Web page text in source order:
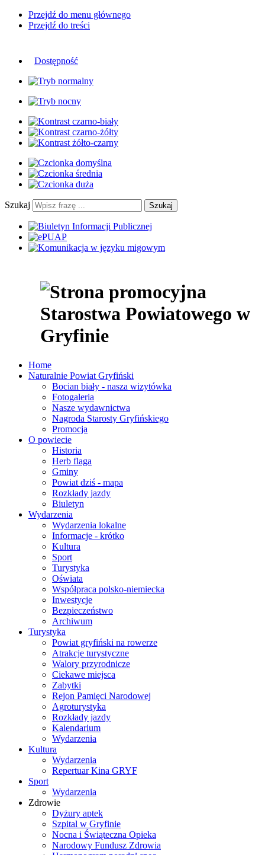
Przejdź do menu głównego
Przejdź do treści
Dostępność
Szukaj Szukaj
Home
Naturalnie Powiat Gryfiński
Bocian biały - nasza wizytówka
Fotogaleria
Nasze wydawnictwa
Nagroda Starosty Gryfińskiego
Promocja
O powiecie
Historia
Herb flaga
Gminy
Powiat dziś - mapa
Rozkłady jazdy
Biuletyn
Wydarzenia
Wydarzenia lokalne
Informacje - krótko
Kultura
Sport
Turystyka
Oświata
Współpraca polsko-niemiecka
Inwestycje
Bezpieczeństwo
Archiwum
Turystyka
Powiat gryfiński na rowerze
Atrakcje turystyczne
Walory przyrodnicze
Ciekawe miejsca
Zabytki
Rejon Pamięci Narodowej
Agroturystyka
Rozkłady jazdy
Kalendarium
Wydarzenia
Kultura
Wydarzenia
Repertuar Kina GRYF
Sport
Wydarzenia
Zdrowie
Dyżury aptek
Szpital w Gryfinie
Nocna i Świąteczna Opieka
Narodowy Fundusz Zdrowia